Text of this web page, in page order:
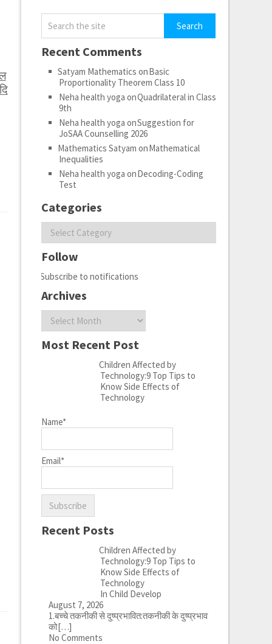
Recent Comments
Satyam Mathematics onBasic
Proportionality Theorem Class 10
Neha health yoga onQuadrilateral in Class
9th
Neha health yoga onSuggestion for
JoSAA Counselling 2026
Mathematics Satyam onMathematical
Inequalities
Neha health yoga onDecoding-Coding
Test
Categories
Categories
Follow
Subscribe to notifications
Archives
Archives
Most Recent Post
Children Affected by
Technology:9 Top Tips to
Know Side Effects of
Technology
Name*
Email*
Recent Posts
Children Affected by
Technology:9 Top Tips to
Know Side Effects of
Technology
In Child Develop
August 7, 2026
1.बच्चे तकनीकी से दुष्प्रभावित:तकनीकी के दुष्प्रभाव
को[…]
No Comments